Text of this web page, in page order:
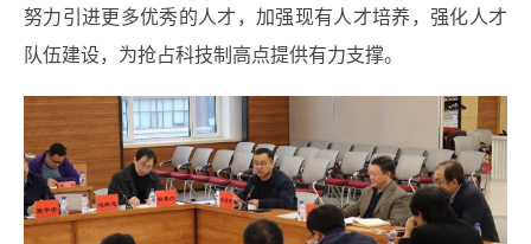
努力引进更多优秀的人才，加强现有人才培养，强化人才
队伍建设，为抢占科技制高点提供有力支撑。